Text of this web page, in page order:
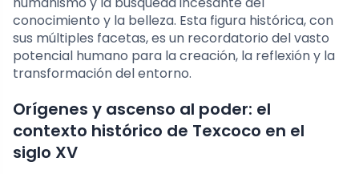
conocimiento y la belleza. Esta figura histórica, con
sus múltiples facetas, es un recordatorio del vasto
potencial humano para la creación, la reflexión y la
transformación del entorno.
Orígenes y ascenso al poder: el
contexto histórico de Texcoco en el
siglo XV